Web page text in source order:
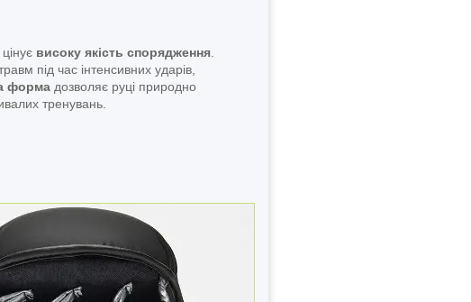
високу якість спорядження.
під час інтенсивних ударів,
форма дозволяє руці природно
тренувань.